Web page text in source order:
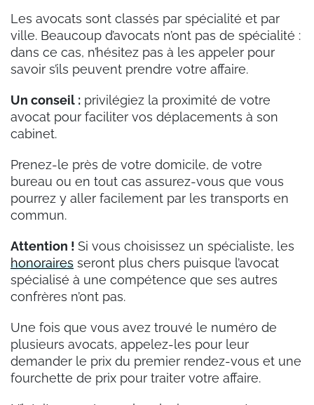
Les avocats sont classés par spécialité et par
ville. Beaucoup d’avocats n’ont pas de spécialité :
dans ce cas, n’hésitez pas à les appeler pour
savoir s’ils peuvent prendre votre affaire.
Un conseil : privilégiez la proximité de votre
avocat pour faciliter vos déplacements à son
cabinet.
Prenez-le près de votre domicile, de votre
bureau ou en tout cas assurez-vous que vous
pourrez y aller facilement par les transports en
commun.
Attention ! Si vous choisissez un spécialiste, les
honoraires seront plus chers puisque l’avocat
spécialisé à une compétence que ses autres
confrères n’ont pas.
Une fois que vous avez trouvé le numéro de
plusieurs avocats, appelez-les pour leur
demander le prix du premier rendez-vous et une
fourchette de prix pour traiter votre affaire.